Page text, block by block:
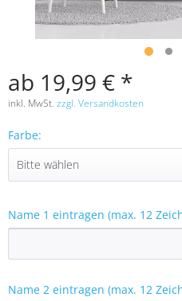
ab 19,99 € *
inkl. MwSt. zzgl. Versandkosten
Farbe:
Name 1 eintragen (max. 12
Name 2 eintragen (max. 12